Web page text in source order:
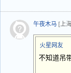
午夜木马 [上
火星网友
不知道吊